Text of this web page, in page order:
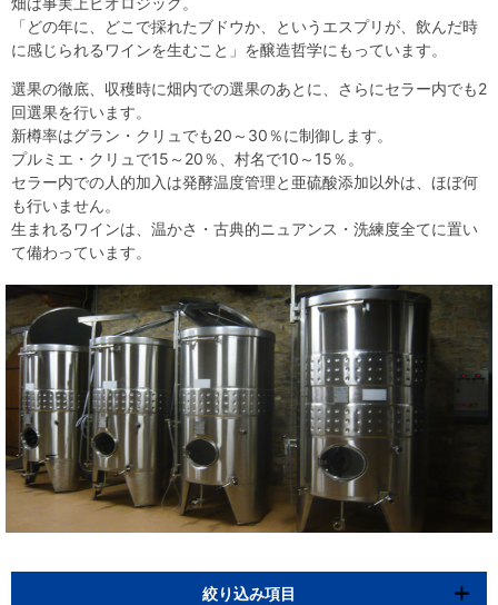
「どの年に、どこで採れたブドウか、というエスプリが、飲んだ時
に感じられるワインを生むこと」を醸造哲学にもっています。
選果の徹底、収穫時に畑内での選果のあとに、さらにセラー内でも2
回選果を行います。
新樽率はグラン・クリュでも20～30％に制御します。
プルミエ・クリュで15～20％、村名で10～15％。
セラー内での人的加入は発酵温度管理と亜硫酸添加以外は、ほぼ何
も行いません。
生まれるワインは、温かさ・古典的ニュアンス・洗練度全てに置い
て備わっています。
絞り込み項目